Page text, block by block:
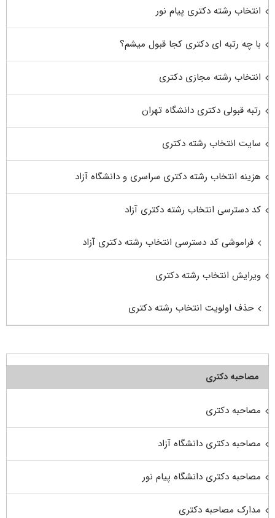
انتخاب رشته دکتری پیام نور
با چه رتبه ای دکتری کجا قبول میشم؟
انتخاب رشته مجازی دکتری
رتبه قبولی دکتری دانشگاه تهران
سایت انتخاب رشته دکتری
هزینه انتخاب رشته دکتری سراسری و دانشگاه آزاد
کد دسترسی انتخاب رشته دکتری آزاد
فراموشی کد دسترسی انتخاب رشته دکتری آزاد
ویرایش انتخاب رشته دکتری
حذف اولویت انتخاب رشته دکتری
مصاحبه دکتری
مصاحبه دکتری
مصاحبه دکتری دانشگاه آزاد
مصاحبه دکتری دانشگاه پیام نور
مدارک مصاحبه دکتری